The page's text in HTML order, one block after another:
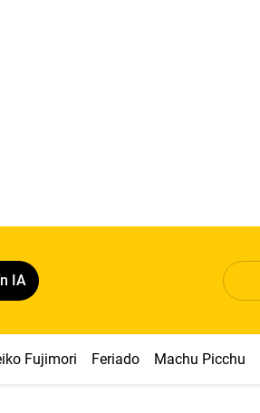
IA
Fujimori Feriado Machu Picchu